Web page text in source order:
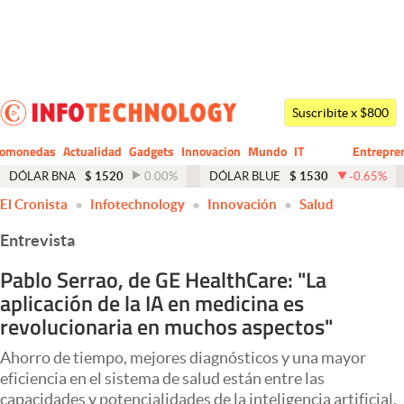
Dólar
Economía y Política
Finanzas y Mercados
Mercados Online
Negocios
Columnistas
Apertura
Suscribite x $800
Actualidad Gadgets Innovacion Mundo
CIO
IT
Business
DÓLAR BNA $ 1520 0.00% DÓLAR BLUE $ 1530 -0.65%
El Cronista Infotechnology Innovación Salud
Entrevista
Pablo Serrao, de GE HealthCare: "La
aplicación de la IA en medicina es
revolucionaria en muchos aspectos"
Ahorro de tiempo, mejores diagnósticos y una mayor
eficiencia en el sistema de salud están entre las
capacidades y potencialidades de la inteligencia artificial.